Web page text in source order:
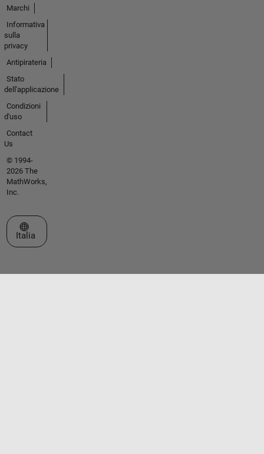
Marchi
Informativa
sulla
privacy
Antipirateria
Stato
dell'applicazione
Condizioni
d'uso
Contact
Us
© 1994-
2026 The
MathWorks,
Inc.
Seleziona un sito web
Italia